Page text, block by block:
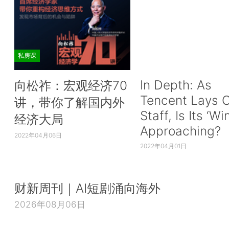
私房课
向松祚：宏观经济70
讲，带你了解国内外
经济大局
2022年04月06日
In Depth: As
Tencent Lays
Staff, Is Its
Approaching?
2022年04月01日
财新周刊｜AI短剧涌向海外
2026年08月06日